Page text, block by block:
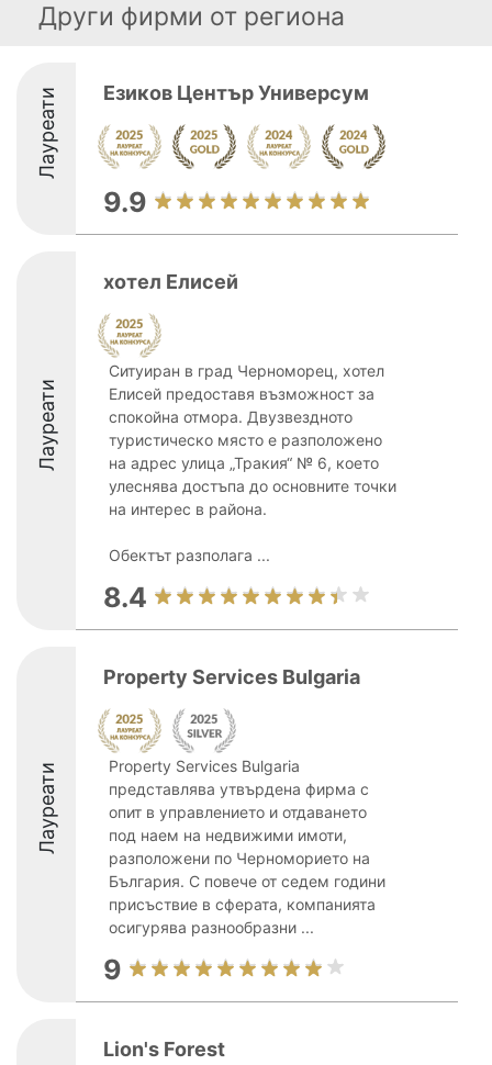
Други фирми от региона
Лауреати Езиков Център Универсум
9.9
Лауреати
хотел Елисей
Ситуиран в град Черноморец, хотел
Елисей предоставя възможност за
спокойна отмора. Двузвездното
туристическо място е разположено
на адрес улица „Тракия“ № 6, което
улеснява достъпа до основните точки
на интерес в района.
Обектът разполага ...
8.4
Лауреати
Property Services Bulgaria
Property Services Bulgaria
представлява утвърдена фирма с
опит в управлението и отдаването
под наем на недвижими имоти,
разположени по Черноморието на
България. С повече от седем години
присъствие в сферата, компанията
осигурява разнообразни ...
9
Lion's Forest